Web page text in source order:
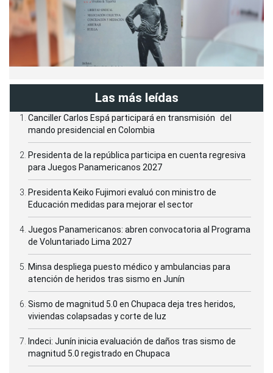
Las más leídas
Canciller Carlos Espá participará en transmisión del
mando presidencial en Colombia
Presidenta de la república participa en cuenta regresiva
para Juegos Panamericanos 2027
Presidenta Keiko Fujimori evaluó con ministro de
Educación medidas para mejorar el sector
Juegos Panamericanos: abren convocatoria al Programa
de Voluntariado Lima 2027
Minsa despliega puesto médico y ambulancias para
atención de heridos tras sismo en Junín
Sismo de magnitud 5.0 en Chupaca deja tres heridos,
viviendas colapsadas y corte de luz
Indeci: Junín inicia evaluación de daños tras sismo de
magnitud 5.0 registrado en Chupaca